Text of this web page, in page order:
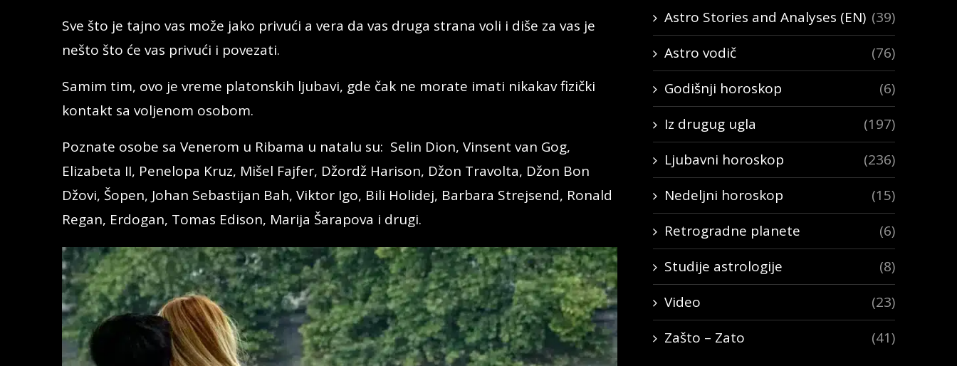
Sve što je tajno vas može jako privući a vera da vas druga strana voli i diše za vas je
nešto što će vas privući i povezati.
Samim tim, ovo je vreme platonskih ljubavi, gde čak ne morate imati nikakav fizički
kontakt sa voljenom osobom.
Poznate osobe sa Venerom u Ribama u natalu su: Selin Dion, Vinsent van Gog,
Elizabeta II, Penelopa Kruz, Mišel Fajfer, Džordž Harison, Džon Travolta, Džon Bon
Džovi, Šopen, Johan Sebastijan Bah, Viktor Igo, Bili Holidej, Barbara Strejsend, Ronald
Regan, Erdogan, Tomas Edison, Marija Šarapova i drugi.
Astro Stories and Analyses (EN) (39)
Astro vodič
(76)
Godišnji horoskop
(6)
Iz drugug ugla
(197)
Ljubavni horoskop
(236)
Nedeljni horoskop
(15)
Retrogradne planete
(6)
Studije astrologije
(8)
Video
(23)
Zašto – Zato
(41)